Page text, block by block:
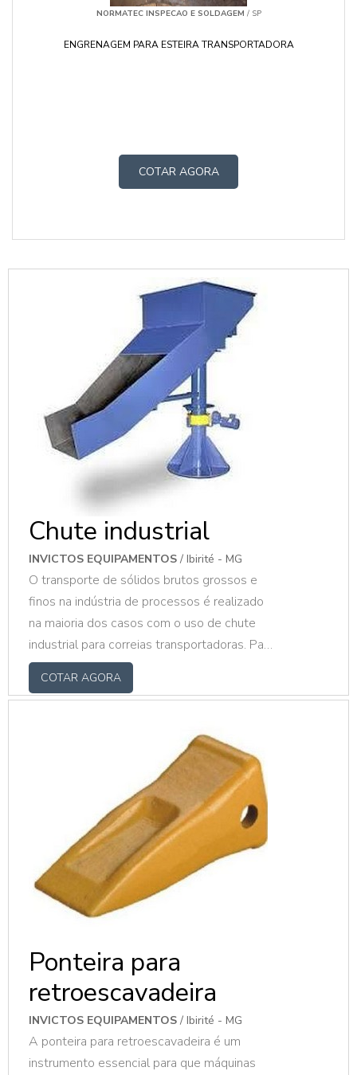
NORMATEC INSPECAO E SOLDAGEM / SP
ENGRENAGEM PARA ESTEIRA TRANSPORTADORA
COTAR AGORA
Chute industrial
INVICTOS EQUIPAMENTOS / Ibirité - MG
O transporte de sólidos brutos grossos e
finos na indústria de processos é realizado
na maioria dos casos com o uso de chute
industrial para correias transportadoras. Para
constantemente atender um determinado
fluxo de saída e compensar a flutuação de
de transferência são integradas a correias
transportadoras. MAIS INFORMAÇÕES
RELEVANTES SOBRE O PRODUTOO
recebimento de material bruto é
brevemente...
COTAR AGORA
Ponteira para
retroescavadeira
INVICTOS EQUIPAMENTOS / Ibirité - MG
A ponteira para retroescavadeira é um
instrumento essencial para que máquinas